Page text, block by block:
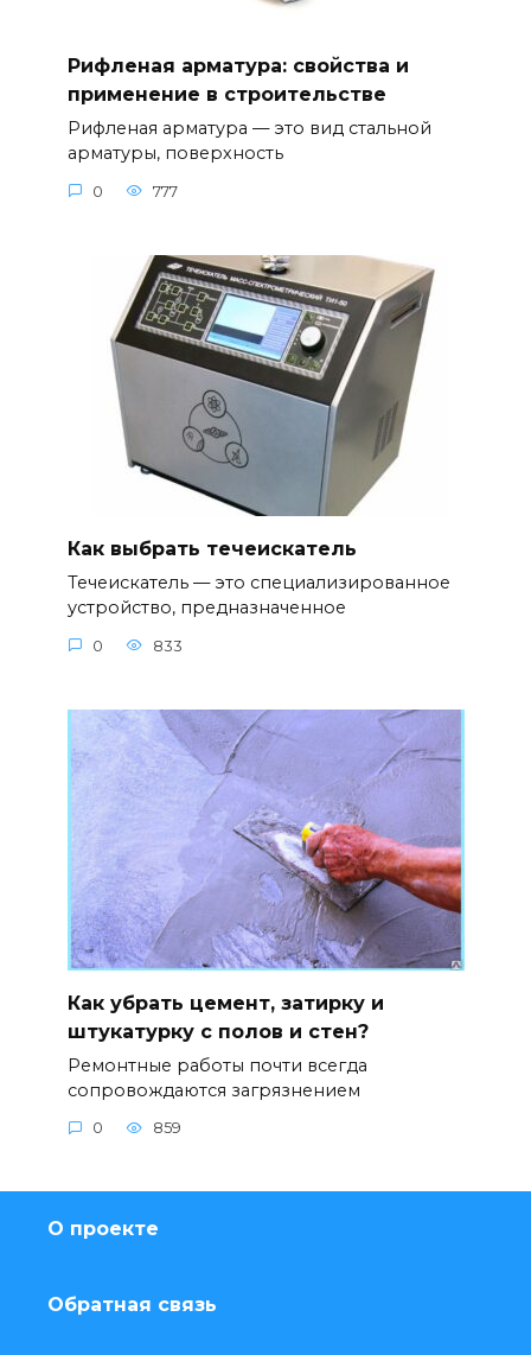
Рифленая арматура: свойства и
применение в строительстве
Рифленая арматура — это вид стальной
арматуры, поверхность
0 777
Как выбрать течеискатель
Течеискатель — это специализированное
устройство, предназначенное
0 833
Как убрать цемент, затирку и
штукатурку с полов и стен?
Ремонтные работы почти всегда
сопровождаются загрязнением
0 859
О проекте
Обратная связь